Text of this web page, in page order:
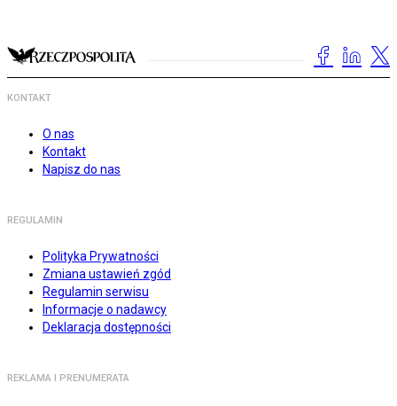
KONTAKT
O nas
Kontakt
Napisz do nas
REGULAMIN
Polityka Prywatności
Zmiana ustawień zgód
Regulamin serwisu
Informacje o nadawcy
Deklaracja dostępności
REKLAMA I PRENUMERATA